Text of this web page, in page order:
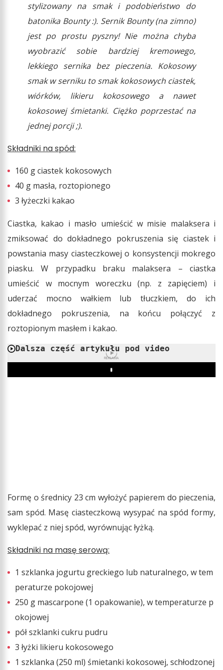
stylizowany na smak i podobieństwo do
batonika Bounty :). Sernik Bounty (na zimno)
jest po prostu pyszny! Nie można chyba
wyobrazić sobie bardziej kremowego,
lekkiego sernika bez pieczenia. Kokosowy
smak w serniku to smak kokosowych ciastek,
wiórków, likieru kokosowego a nawet
kokosowej śmietanki. Ciężko poprzestać na
jednej porcji ;).
Składniki na spód:
160 g ciastek kokosowych
40 g masła, roztopionego
3 łyżeczki kakao
Ciastka, kakao i masło umieścić w misie malaksera i
zmiksować do dokładnego pokruszenia się ciastek i
powstania masy ciasteczkowej o konsystencji mokrego
piasku. W przypadku braku malaksera – ciastka
umieścić w mocnym woreczku (np. z zapięciem) i
uderzać mocno wałkiem lub tłuczkiem, do ich
dokładnego pokruszenia, na końcu połączyć z
roztopionym masłem i kakao.
Dalsza część artykułu pod video
REKLAMA
Play
Formę o średnicy 23 cm wyłożyć papierem do pieczenia,
sam spód. Masę ciasteczkową wysypać na spód formy,
wyklepać z niej spód, wyrównując łyżką.
Składniki na masę serową:
1 szklanka jogurtu greckiego lub naturalnego, w tem
peraturze pokojowej
250 g mascarpone (1 opakowanie), w temperaturze p
okojowej
pół szklanki cukru pudru
3 łyżki likieru kokosowego
1 szklanka (250 ml) śmietanki kokosowej, schłodzonej